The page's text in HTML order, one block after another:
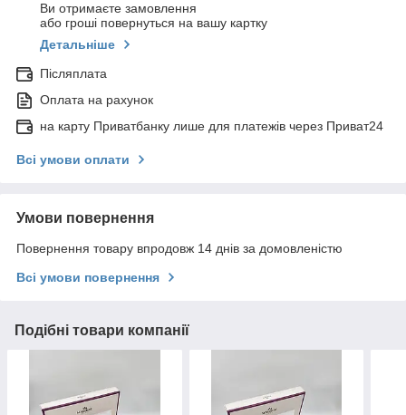
Ви отримаєте замовлення
або гроші повернуться на вашу картку
Детальніше
Післяплата
Оплата на рахунок
на карту Приватбанку лише для платежів через Приват24
Всі умови оплати
Умови повернення
Повернення товару впродовж 14 днів за домовленістю
Всі умови повернення
Подібні товари компанії